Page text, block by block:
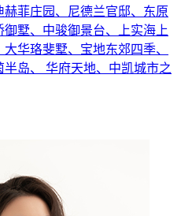
菲庄园、尼德兰官邸、东原
墅、中骏御景台、上实海上
华珞斐墅、宝地东郊四季、
岛、 华府天地、中凯城市之